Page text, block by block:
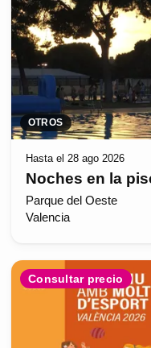
OTROS
Hasta el 28 ago 2026
Noches en la
Parque del Oeste
Valencia
Consultar precio